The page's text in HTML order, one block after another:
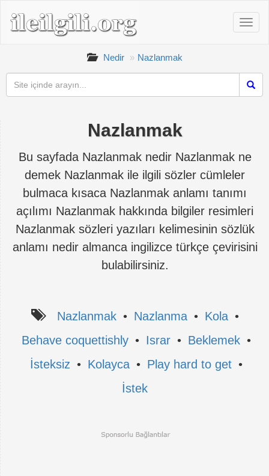
Nedir Nazlanmak
Nazlanmak
Bu sayfada Nazlanmak nedir Nazlanmak ne
demek Nazlanmak ile ilgili sözler cümleler
bulmaca kısaca Nazlanmak anlamı tanımı
açılımı Nazlanmak hakkında bilgiler resimleri
Nazlanmak sözleri yazıları kelimesinin sözlük
anlamı nedir almanca ingilizce türkçe çevirisini
bulabilirsiniz.
Nazlanmak • Nazlanma • Kola •
Behave coquettishly • Israr • Beklemek •
İsteksiz • Kolayca • Play hard to get •
İstek